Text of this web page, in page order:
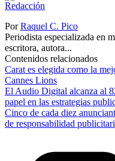
PorRaquel C. Pico
Periodista especializada en
escritora, autora...
Contenidos relacionados
Carat es elegida como la
Cannes Lions
El Audio Digital alcanza al
papel en las estrategias
Cinco de cada diez
de responsabilidad